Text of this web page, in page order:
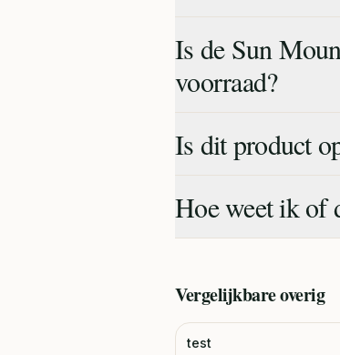
Is de Sun
voorraad?
Is dit product
Hoe weet ik of
Vergelijkbareoverig
test